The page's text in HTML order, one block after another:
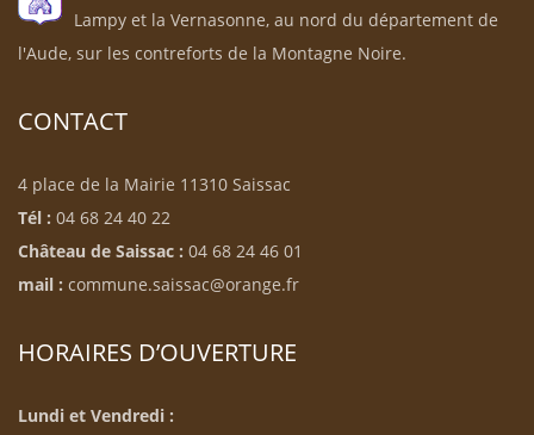
Lampy et la Vernasonne, au nord du département de
l'Aude, sur les contreforts de la Montagne Noire.
CONTACT
4 place de la Mairie 11310 Saissac
Tél : 04 68 24 40 22
Château de Saissac : 04 68 24 46 01
mail : commune.saissac@orange.fr
HORAIRES D’OUVERTURE
Lundi et Vendredi :